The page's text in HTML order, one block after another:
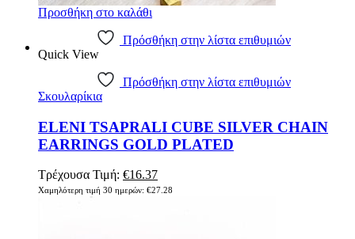
Προσθήκη στο καλάθι
Πρόσθήκη στην λίστα επιθυμιών
Quick View
Πρόσθήκη στην λίστα επιθυμιών
Σκουλαρίκια
ELENI TSAPRALI CUBE SILVER CHAIN
EARRINGS GOLD PLATED
Τρέχουσα Τιμή: €16.37
Χαμηλότερη τιμή 30 ημερών: €27.28